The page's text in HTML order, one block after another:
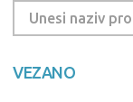
VEZANO